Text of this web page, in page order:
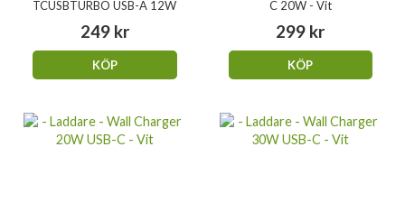
TCUSBTURBO USB-A 12W
249 kr
KÖP
C 20W - Vit
299 kr
KÖP